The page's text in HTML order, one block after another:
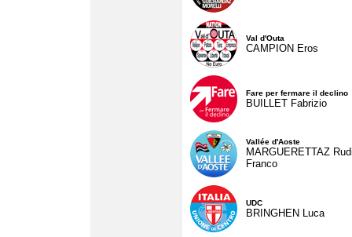
Val d'Outa
CAMPION Eros
Fare per fermare il declino
BUILLET Fabrizio
Vallée d'Aoste
MARGUERETTAZ
Franco
UDC
BRINGHEN Luca